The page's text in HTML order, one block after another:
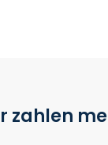
zahlen